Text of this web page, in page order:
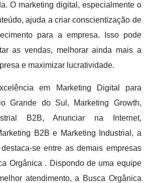
O marketing digital, especialmente o
ajuda a criar conscientização de
para a empresa. Isso pode
as vendas, melhorar ainda mais a
e maximizar lucratividade.
em Marketing Digital para
Grande do Sul, Marketing Growth,
B2B, Anunciar na Internet,
B2B e Marketing Industrial, a
se entre as demais empresas
Orgânica . Dispondo de uma equipe
atendimento, a Busca Orgânica